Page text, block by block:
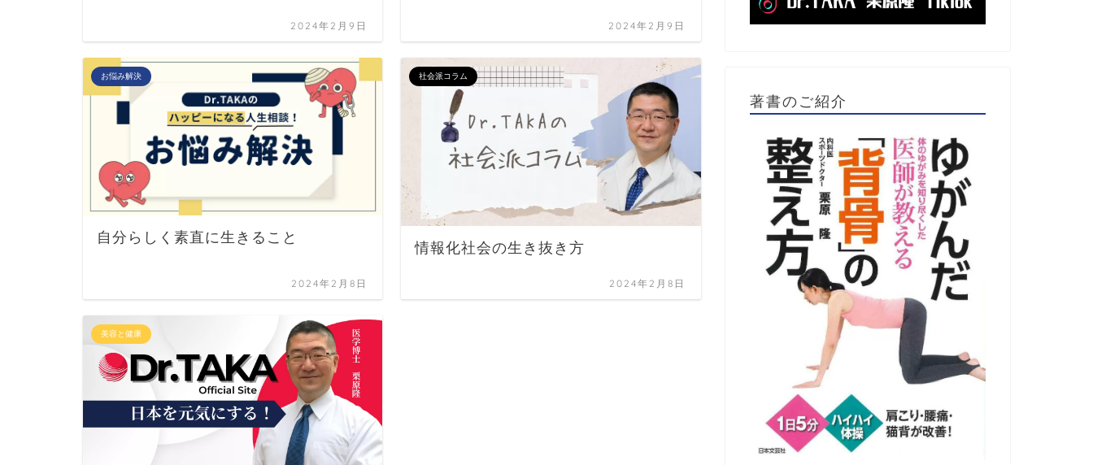
2024年2月9日 2024年2月9日
お悩み解決
自分らしく素直に生きること
2024年2月8日
社会派コラム
情報化社会の生き抜き方
2024年2月8日
美容と健康
著書のご紹介